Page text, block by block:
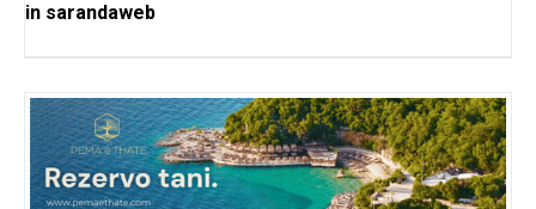
in sarandaweb